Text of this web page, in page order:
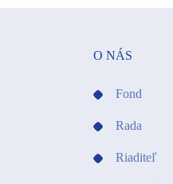
O NÁS
Fond
Rada
Riaditeľ